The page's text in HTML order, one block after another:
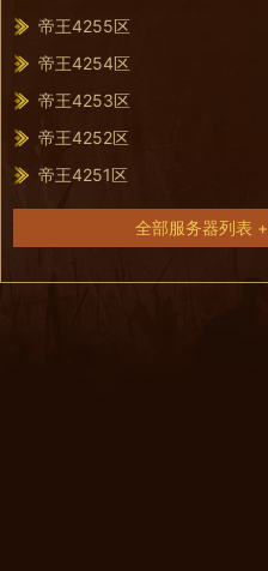
帝王4255区
帝王4254区
帝王4253区
帝王4252区
帝王4251区
全部服务器列表 +